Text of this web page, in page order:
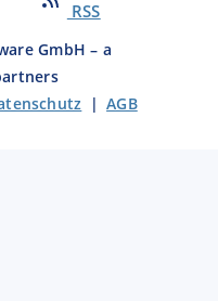
RSS
GmbH – a
|AGB